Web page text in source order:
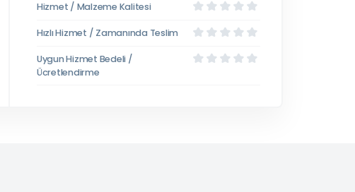
Hizmet / Malzeme Kalitesi
Hızlı Hizmet / Zamanında Teslim
Uygun Hizmet Bedeli /
Ücretlendirme